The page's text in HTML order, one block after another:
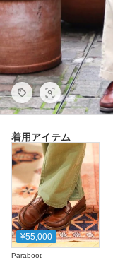
着用アイテム
¥55,000
Paraboot